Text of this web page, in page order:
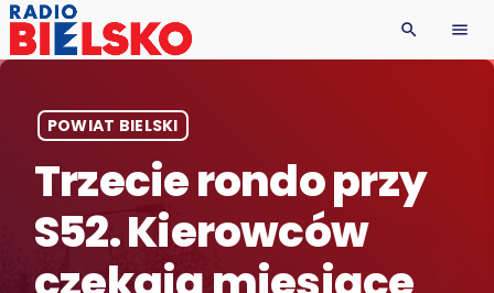
search menu
POWIAT BIELSKI
Trzecie rondo przy
S52. Kierowców